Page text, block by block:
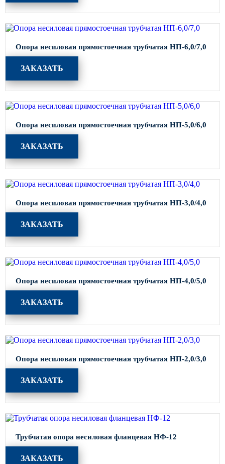
Световые комплексы
Стойка паркового светильника
Парковые круглоконические
Торшерные опоры освещения
Парковые светильники
Светильник уличный
светодиодный консольный
Архитектурная подсветка
ограждений
назначения
Уличные фонари 2 метра
Уличные фонари 1 метр
Уличные фонари 4 метра
Антивандальные светильники и
питающие посты
ЗАКЛАДНЫЕ ДЕТАЛИ
МАФ (МАЛЫЕ АРХИТЕКТУРНЫЕ ФОРМЫ)
Опора несиловая прямостоечная трубчатая НП-6,0/7,0
ЗАКАЗАТЬ
Опора несиловая прямостоечная трубчатая НП-5,0/6,0
ЗАКАЗАТЬ
Опора несиловая прямостоечная трубчатая НП-3,0/4,0
ЗАКАЗАТЬ
Опора несиловая прямостоечная трубчатая НП-4,0/5,0
ЗАКАЗАТЬ
Опора несиловая прямостоечная трубчатая НП-2,0/3,0
ЗАКАЗАТЬ
Трубчатая опора несиловая фланцевая НФ-12
ЗАКАЗАТЬ